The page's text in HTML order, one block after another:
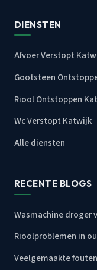
DIENSTEN
Afvoer Verstopt
Gootsteen
Riool Ontstoppen
Wc Verstopt Katwijk
Alle diensten
RECENTE BLOGS
Wasmachine droger
Rioolproblemen in
Veelgemaakte